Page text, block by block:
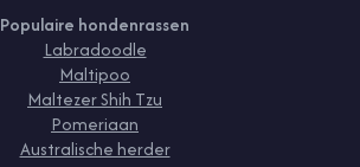
Populaire hondenrassen
Labradoodle
Maltipoo
Maltezer Shih Tzu
Pomeriaan
Australische herder